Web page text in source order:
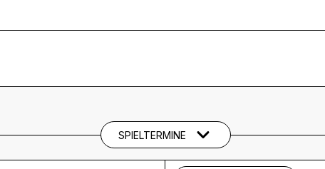
SPIELTERMINE